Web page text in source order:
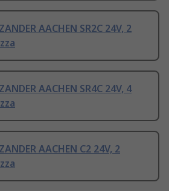
AACHEN SR2C 24V, 2
AACHEN SR4C 24V, 4
AACHEN C2 24V, 2